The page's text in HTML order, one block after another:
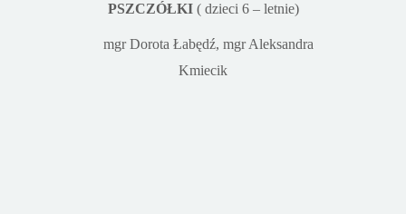
PSZCZÓŁKI( dzieci 6 – letnie)
mgr Dorota Łabędź, mgr Aleksandra
Kmiecik